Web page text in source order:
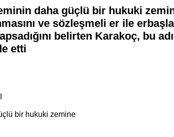
daha güçlü bir hukuki
ve sözleşmeli er ile
belirten Karakoç, bu
etti